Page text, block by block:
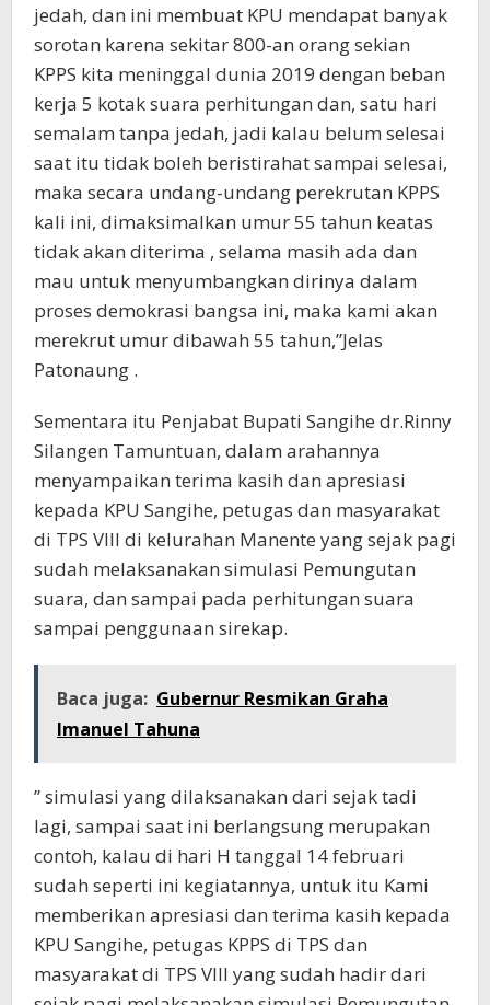
jedah, dan ini membuat KPU mendapat banyak
sorotan karena sekitar 800-an orang sekian
KPPS kita meninggal dunia 2019 dengan beban
kerja 5 kotak suara perhitungan dan, satu hari
semalam tanpa jedah, jadi kalau belum selesai
saat itu tidak boleh beristirahat sampai selesai,
maka secara undang-undang perekrutan KPPS
kali ini, dimaksimalkan umur 55 tahun keatas
tidak akan diterima , selama masih ada dan
mau untuk menyumbangkan dirinya dalam
proses demokrasi bangsa ini, maka kami akan
merekrut umur dibawah 55 tahun,”Jelas
Patonaung .
Sementara itu Penjabat Bupati Sangihe dr.Rinny
Silangen Tamuntuan, dalam arahannya
menyampaikan terima kasih dan apresiasi
kepada KPU Sangihe, petugas dan masyarakat
di TPS VIII di kelurahan Manente yang sejak pagi
sudah melaksanakan simulasi Pemungutan
suara, dan sampai pada perhitungan suara
sampai penggunaan sirekap.
Baca juga: Gubernur Resmikan Graha
Imanuel Tahuna
” simulasi yang dilaksanakan dari sejak tadi
lagi, sampai saat ini berlangsung merupakan
contoh, kalau di hari H tanggal 14 februari
sudah seperti ini kegiatannya, untuk itu Kami
memberikan apresiasi dan terima kasih kepada
KPU Sangihe, petugas KPPS di TPS dan
masyarakat di TPS VIII yang sudah hadir dari